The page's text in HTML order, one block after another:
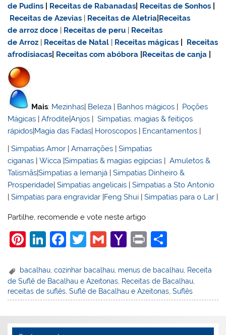
de Pudins
Receitas de Rabanadas Receitas de Sonhos
Receitas de Azevias | Receitas de Aletria Receitas
dearroz doce | Receitas de peru | Receitas
de Arroz | Receitas de Natal | Receitas mágicas
Receitas
afrodisiacas Receitas com abóbora Receitas de canja
Mais: Mezinhas| Beleza | Banhos mágicos | Poções
Mágicas |Afrodite|Anjos |Simpatias, magias & feitiços
rápidos|Magia das Fadas| Horoscopos | Encantamentos |
|Simpatias Amor |Amarrações |Simpatias
ciganas |Wicca |Simpatias & magias egípcias |Amuletos &
Talismãs|Simpatias a Iemanjá |Simpatias Dinheiro &
Prosperidade |Simpatias angelicais |Simpatias a Sto Antonio
|Simpatias para engravidar Feng Shui |Simpatias para o Lar
Partilhe, recomende e vote neste artigo
Pi
er
e
st
Li
k
e
dI
F
c
e
b
T
itt
er
G
ai
l
Y
h
o
o
Pr
t
ar
e
bacalhau ,cozinhar bacalhau menus de bacalhau Receita
de Suflê de Bacalhau e Azeitonas Receitas de Bacalhau
receitas de suflês ,Suflê de Bacalhau e Azeitonas ,Suflês